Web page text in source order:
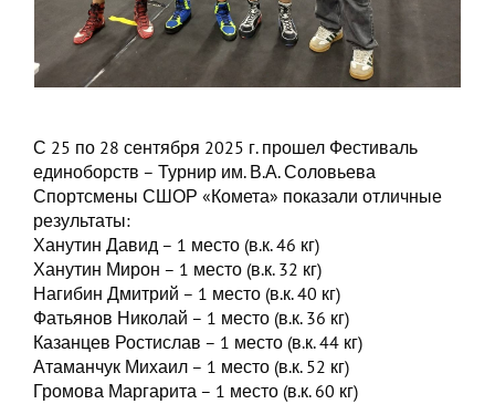
С 25 по 28 сентября 2025 г. прошел Фестиваль
единоборств – Турнир им. В.А. Соловьева
Спортсмены СШОР «Комета» показали отличные
результаты:
Ханутин Давид – 1 место (в.к. 46 кг)
Ханутин Мирон – 1 место (в.к. 32 кг)
Нагибин Дмитрий – 1 место (в.к. 40 кг)
Фатьянов Николай – 1 место (в.к. 36 кг)
Казанцев Ростислав – 1 место (в.к. 44 кг)
Атаманчук Михаил – 1 место (в.к. 52 кг)
Громова Маргарита – 1 место (в.к. 60 кг)